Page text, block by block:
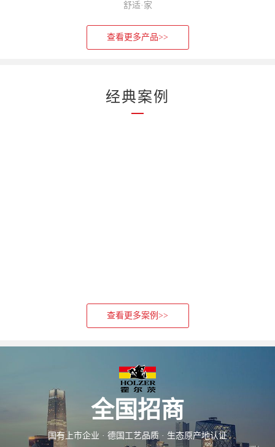
舒适·家
查看更多产品>>
经典案例
查看更多案例>>
全国招商
国有上市企业 · 德国工艺品质 · 生态原产地认证